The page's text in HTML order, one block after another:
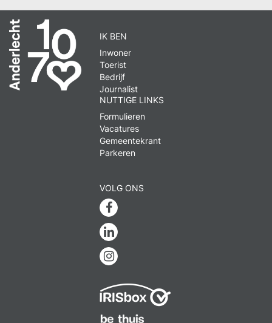
IK BEN
Inwoner
Toerist
Bedrijf
Journalist
NUTTIGE LINKS
Formulieren
Vacatures
Gemeentekrant
Parkeren
VOLG ONS
Facebook
Linkedin
Instagram